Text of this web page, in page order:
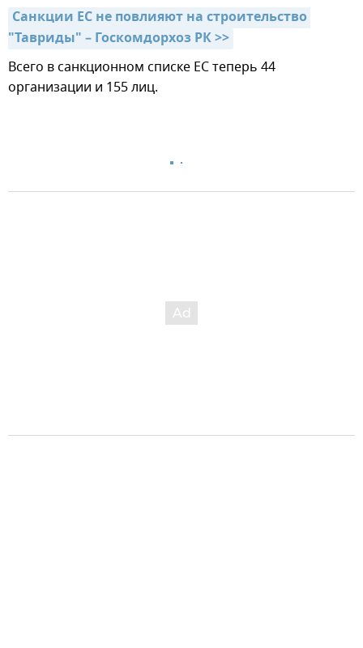
Санкции ЕС не повлияют на строительство
"Тавриды" – Госкомдорхоз РК >>
Всего в санкционном списке ЕС теперь 44
организации и 155 лиц.